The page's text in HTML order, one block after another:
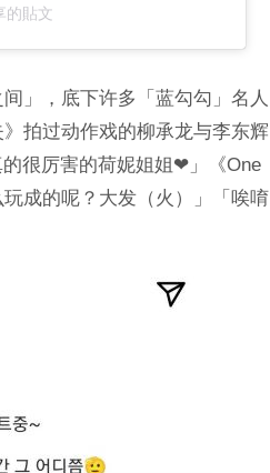
的貼文
」，底下许多「蓝勾勾」名人
拍过动作戏的柳承龙与李东辉
很厉害的荷妮姐姐❤」《One
成的呢？大发（火）」「唉唷